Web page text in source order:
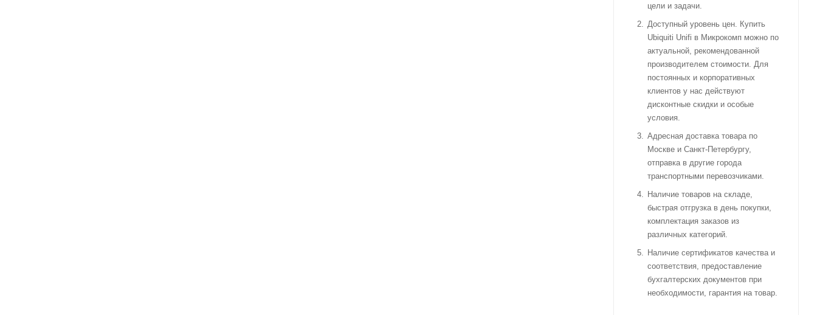
цели и задачи.
Доступный уровень цен. Купить
Ubiquiti Unifi в Микрокомп можно по
актуальной, рекомендованной
производителем стоимости. Для
постоянных и корпоративных
клиентов у нас действуют
дисконтные скидки и особые
условия.
Адресная доставка товара по
Москве и Санкт-Петербургу,
отправка в другие города
транспортными перевозчиками.
Наличие товаров на складе,
быстрая отгрузка в день покупки,
комплектация заказов из
различных категорий.
Наличие сертификатов качества и
соответствия, предоставление
бухгалтерских документов при
необходимости, гарантия на товар.